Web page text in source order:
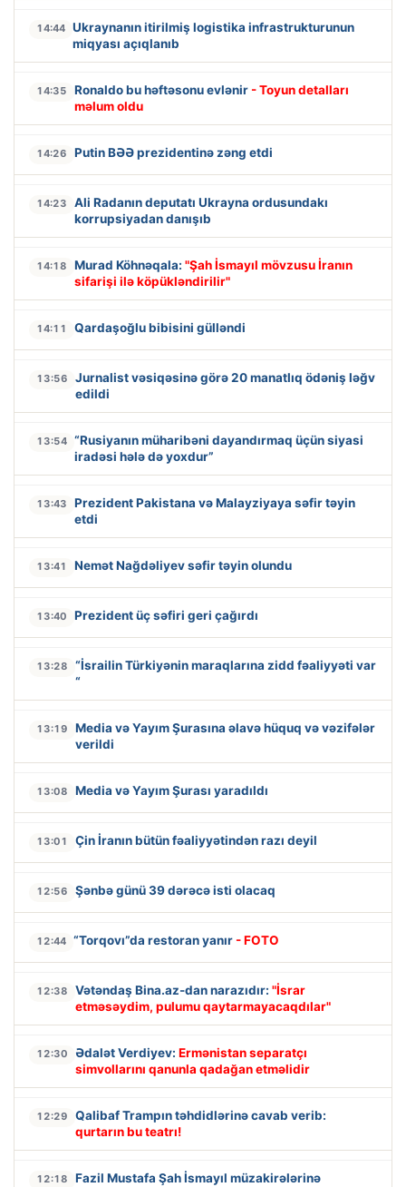
14:44 Ukraynanın itirilmiş logistika infrastrukturunun
miqyası açıqlanıb
14:35 Ronaldo bu həftəsonu evlənir - Toyun detalları
məlum oldu
14:26 Putin BƏƏ prezidentinə zəng etdi
14:23
Ali Radanın deputatı Ukrayna ordusundakı
korrupsiyadan danışıb
14:18 Murad Köhnəqala: "Şah İsmayıl mövzusu İranın
sifarişi ilə köpükləndirilir"
14:11 Qardaşoğlu bibisini gülləndi
13:56
Jurnalist vəsiqəsinə görə 20 manatlıq ödəniş ləğv
edildi
13:54 “Rusiyanın müharibəni dayandırmaq üçün siyasi
iradəsi hələ də yoxdur”
13:43
Prezident Pakistana və Malayziyaya səfir təyin
etdi
13:41 Nemət Nağdəliyev səfir təyin olundu
13:40 Prezident üç səfiri geri çağırdı
13:28
“İsrailin Türkiyənin maraqlarına zidd fəaliyyəti var
“
13:19
Media və Yayım Şurasına əlavə hüquq və vəzifələr
verildi
13:08 Media və Yayım Şurası yaradıldı
13:01 Çin İranın bütün fəaliyyətindən razı deyil
12:56 Şənbə günü 39 dərəcə isti olacaq
12:44 “Torqovı”da restoran yanır - FOTO
12:38 Vətəndaş Bina.az-dan narazıdır: "İsrar
etməsəydim, pulumu qaytarmayacaqdılar"
12:30 Ədalət Verdiyev: Ermənistan separatçı
simvollarını qanunla qadağan etməlidir
12:29
Qalibaf Trampın təhdidlərinə cavab verib:
qurtarın bu teatrı!
12:18
Fazil Mustafa Şah İsmayıl müzakirələrinə